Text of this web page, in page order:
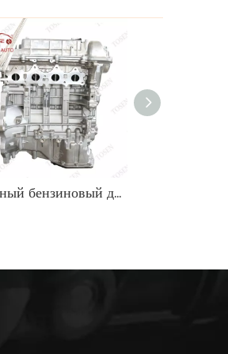
Прочный бензиновый двигатель 1,8 л для внедорожников Hyundai